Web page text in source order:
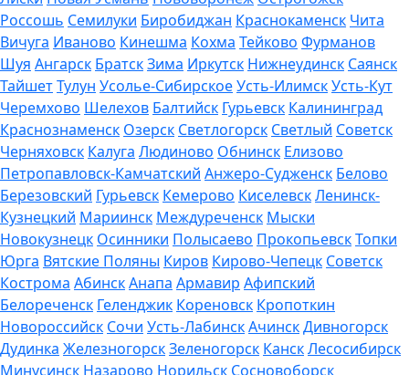
Россошь Семилуки Биробиджан Краснокаменск Чита
Вичуга Иваново Кинешма Кохма Тейково Фурманов
Шуя Ангарск БратскЗима Иркутск Нижнеудинск Саянск
ТайшетТулун Усолье-СибирскоеУсть-ИлимскУсть-Кут
Черемхово Шелехов Балтийск Гурьевск Калининград
Краснознаменск Озерск Светлогорск Светлый Советск
Черняховск Калуга Людиново Обнинск Елизово
Петропавловск-Камчатский Анжеро-Судженск Белово
Березовский Гурьевск Кемерово КиселевскЛенинск-
Кузнецкий Мариинск Междуреченск Мыски
Новокузнецк Осинники Полысаево ПрокопьевскТопки
Юрга Вятские Поляны Киров Кирово-Чепецк Советск
Кострома АбинскАнапа Армавир Афипский
Белореченск Геленджик Кореновск Кропоткин
Новороссийск Сочи Усть-ЛабинскАчинскДивногорск
Дудинка ЖелезногорскЗеленогорск КанскЛесосибирск
Минусинск Назарово Норильск Сосновоборск